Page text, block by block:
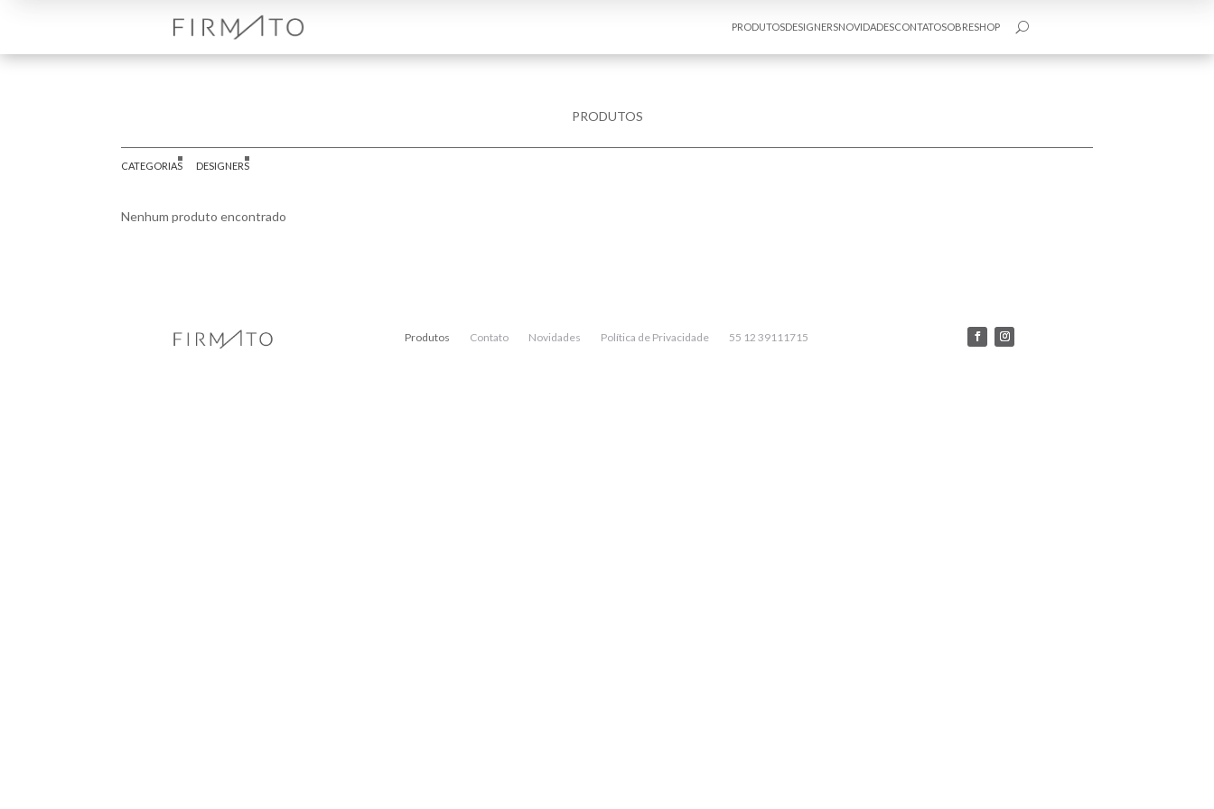
PRODUTOSDESIGNERSNOVIDADESCONTATOSOBRESHOP U
PRODUTOS
CATEGORIAS DESIGNERS
Nenhum produto encontrado
Produtos Contato Novidades Política de Privacidade 55 12 39111715